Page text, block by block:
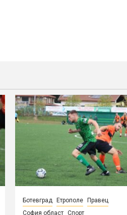
Ботевград Етрополе Правец
София област Спорт